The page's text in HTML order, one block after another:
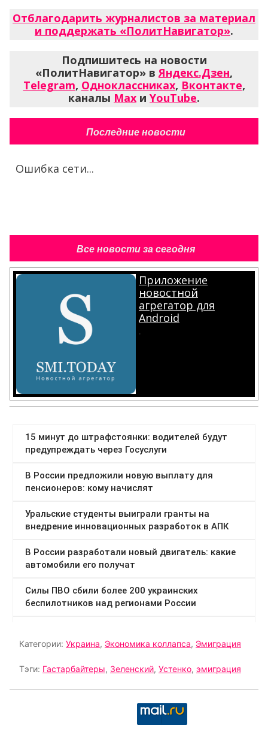
Отблагодарить журналистов за материал
и поддержать «ПолитНавигатор».
Подпишитесь на новости
«ПолитНавигатор» вЯндекс.Дзен,
Telegram, Одноклассниках, Вконтакте,
каналы Max и YouTube.
Последние новости
Ошибка сети...
Все новости за сегодня
Приложение
новостной
агрегатор для
Android
.
Категории: Украина, Экономика коллапса, Эмиграция
Тэги: Гастарбайтеры, Зеленский, Устенко, эмиграция